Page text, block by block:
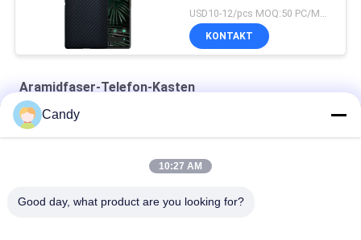
Fingerabdrücke
USD10-12/pcs MOQ:50 PC/Modell/Farbe
KONTAKT
Aramidfaser-Telefon-Kasten
Matttelefon-Kasten der Aramidfaser-10g für iPhone Se 2020
Candy
10:27 AM
Good day, what product are you looking for?